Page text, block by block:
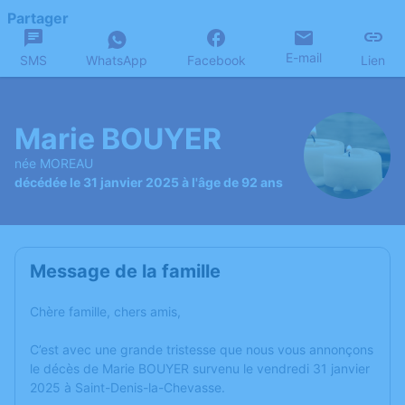
Partager
SMS WhatsApp Facebook E-mail Lien
Marie BOUYER
née MOREAU
décédée le 31 janvier 2025 à l'âge de 92 ans
Message de la famille
Chère famille, chers amis,
C’est avec une grande tristesse que nous vous annonçons
le décès de Marie BOUYER survenu le vendredi 31 janvier
2025 à Saint-Denis-la-Chevasse.